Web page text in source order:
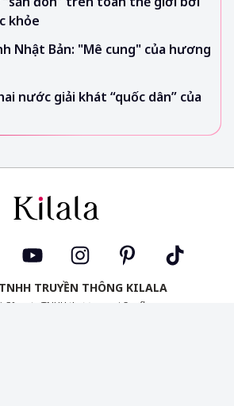
khỏe
Nhật Bản: "Mê cung" của hương
nước giải khát “quốc dân” của
TRUYỀN THÔNG KILALA
Công ty TNHH thương mại Sunflower